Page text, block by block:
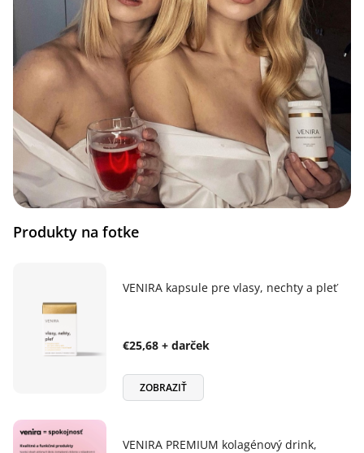
Produkty na fotke
VENIRA kapsule pre vlasy, nechty a pleť
€25,68 + darček
ZOBRAZIŤ
VENIRA PREMIUM kolagénový drink,